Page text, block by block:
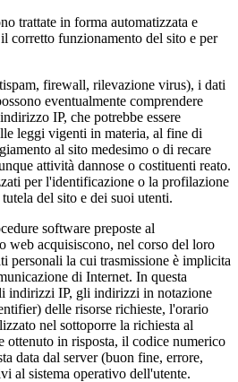
trattate in forma automatizzata e
corretto funzionamento del sito e per
firewall, rilevazione virus), i dati
eventualmente comprendere
IP, che potrebbe essere
leggi vigenti in materia, al fine di
al sito medesimo o di recare
attività dannose o costituenti reato.
per l'identificazione o la profilazione
del sito e dei suoi utenti.
software preposte al
web acquisiscono, nel corso del loro
personali la cui trasmissione è implicita
di Internet. In questa
indirizzi IP, gli indirizzi in notazione
delle risorse richieste, l'orario
nel sottoporre la richiesta al
ottenuto in risposta, il codice numerico
data dal server (buon fine, errore,
al sistema operativo dell'utente.